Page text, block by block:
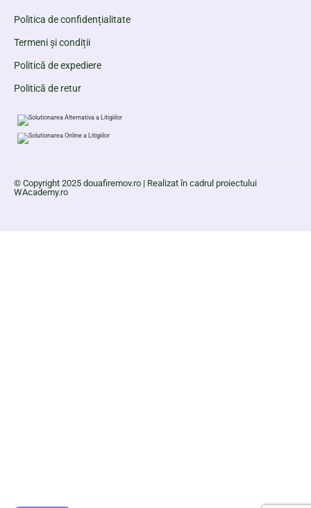
Politica de confidențialitate
Termeni și condiții
Politică de expediere
Politică de retur
© Copyright 2025 douafiremov.ro | Realizat în cadrul proiectului
WAcademy.ro